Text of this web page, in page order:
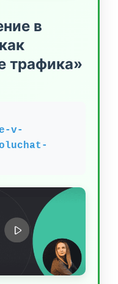
в
трафика»
v-